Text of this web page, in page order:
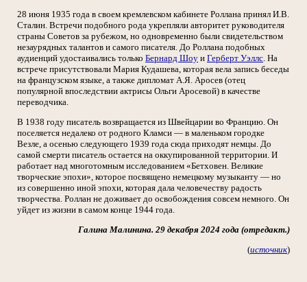
28 июня 1935 года в своем кремлевском кабинете Роллана принял И.В.
Сталин. Встречи подобного рода укрепляли авторитет руководителя
страны Советов за рубежом, но одновременно были свидетельством
незаурядных талантов и самого писателя. До Роллана подобных
аудиенций удостаивались только Бернард Шоу и Герберт Уэллс. На
встрече присутствовали Мария Кудашева, которая вела запись беседы
на французском языке, а также дипломат А.Я. Аросев (отец
популярной впоследствии актрисы Ольги Аросевой) в качестве
переводчика.
В 1938 году писатель возвращается из Швейцарии во Францию. Он
поселяется недалеко от родного Кламси — в маленьком городке
Везле, а осенью следующего 1939 года сюда приходят немцы. До
самой смерти писатель остается на оккупированной территории. И
работает над многотомным исследованием «Бетховен. Великие
творческие эпохи», которое посвящено немецкому музыканту — но
из совершенно иной эпохи, которая дала человечеству радость
творчества. Роллан не доживает до освобождения совсем немного. Он
уйдет из жизни в самом конце 1944 года.
Галина Малинина. 29 декабря 2024 года (отредакт.)
(источник)